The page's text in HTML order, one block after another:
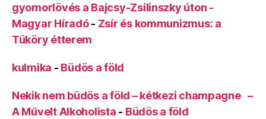
gyomorlövés a Bajcsy-Zsilinszky úton -
Magyar Híradó- Zsír és kommunizmus: a
Tüköry étterem
kulmika - Büdös a föld
Nekik nem büdös a föld – kétkezi champagne –
A Művelt Alkoholista - Büdös a föld